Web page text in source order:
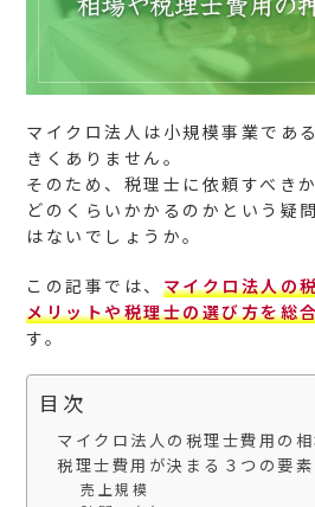
マイクロ法人は小規模事業であ
きくありません。
そのため、税理士に依頼すべき
どのくらいかかるのかという疑
はないでしょうか。
この記事では、 マイクロ法人の
メリットや税理士の選び方を総
す。
目次
マイクロ法人の税理士費用の相
税理士費用が決まる３つの要素
売上規模